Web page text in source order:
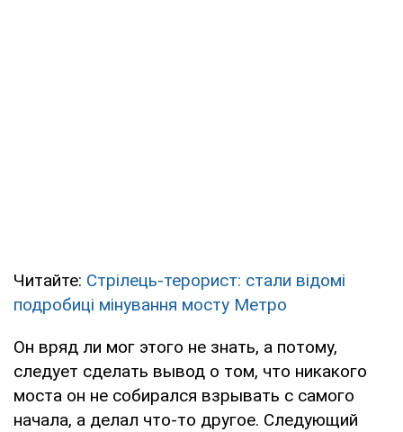
Читайте: Стрілець-терорист: стали відомі
подробиці мінування мосту Метро
Он вряд ли мог этого не знать, а потому,
следует сделать вывод о том, что никакого
моста он не собирался взрывать с самого
начала, а делал что-то другое. Следующий